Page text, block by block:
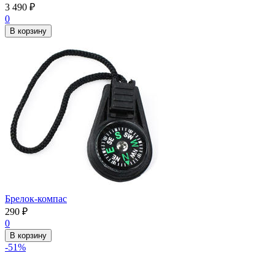
3 490 ₽
0
В корзину
Брелок-компас
290 ₽
0
В корзину
-51%